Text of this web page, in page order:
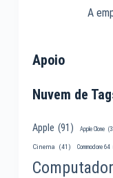
A
Apoio
Nuvem de
Apple (91) Apple Clone
Cinema (41) Commodore 64